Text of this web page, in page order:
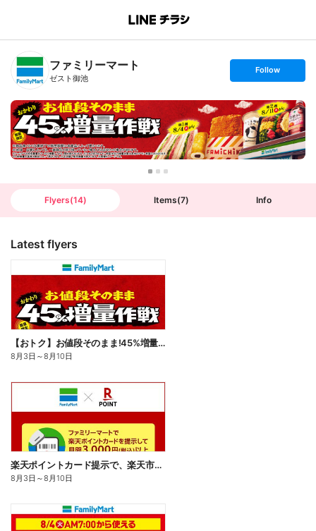
B
n
T
ファミリーマート
ゼスト御池
s
t
o
l
l
o
w
Follow
Flyers(14) Items(7) Info
Latest flyers
【おトク】お値段そのまま!45%増量作戦!
8月3日 ～8月10日
楽天ポイントカード提示で、楽天市場でのお買い物がおトクに!
8月3日 ～8月10日